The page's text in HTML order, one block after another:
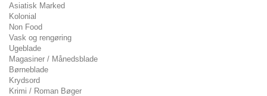
Asiatisk Marked
Kolonial
Non Food
Vask og rengøring
Ugeblade
Magasiner / Månedsblade
Børneblade
Krydsord
Krimi / Roman Bøger